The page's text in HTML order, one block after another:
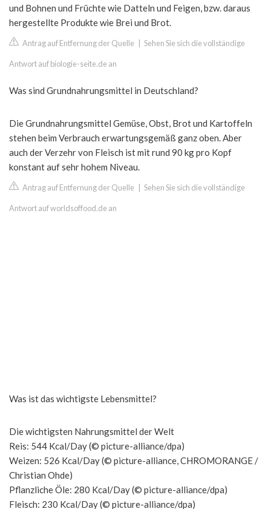
und Bohnen und Früchte wie Datteln und Feigen, bzw. daraus
hergestellte Produkte wie Brei und Brot.
Antrag auf Entfernung der Quelle Sehen Sie sich die vollständige
Antwort auf biologie-seite.de an
Was sind Grundnahrungsmittel in Deutschland?
Die Grundnahrungsmittel Gemüse, Obst, Brot und Kartoffeln
stehen beim Verbrauch erwartungsgemäß ganz oben. Aber
auch der Verzehr von Fleisch ist mit rund 90 kg pro Kopf
konstant auf sehr hohem Niveau.
Antrag auf Entfernung der Quelle Sehen Sie sich die vollständige
Antwort auf worldsoffood.de an
Was ist das wichtigste Lebensmittel?
Die wichtigsten Nahrungsmittel der Welt
Reis: 544 Kcal/Day (© picture-alliance/dpa)
Weizen: 526 Kcal/Day (© picture-alliance, CHROMORANGE /
Christian Ohde)
Pflanzliche Öle: 280 Kcal/Day (© picture-alliance/dpa)
Fleisch: 230 Kcal/Day (© picture-alliance/dpa)